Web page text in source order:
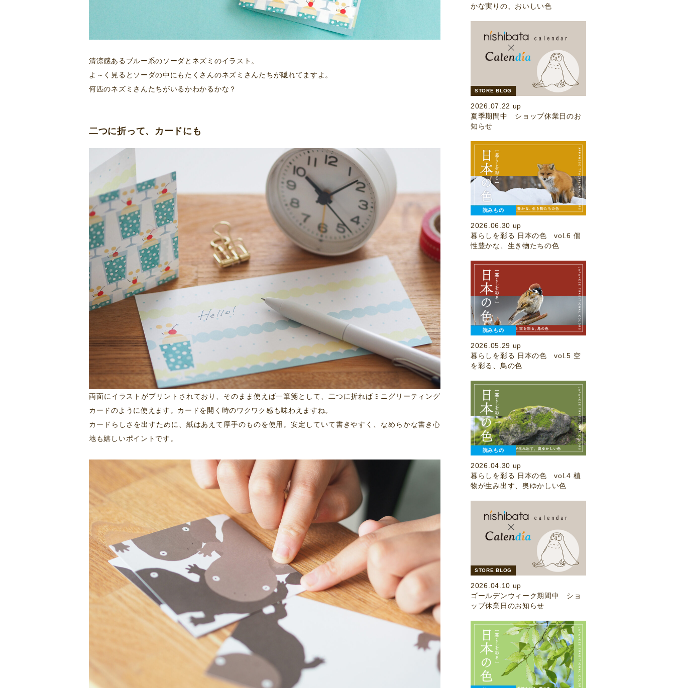
清涼感あるブルー系のソーダとネズミのイラスト。
よ～く見るとソーダの中にもたくさんのネズミさんたちが隠れてますよ。
何匹のネズミさんたちがいるかわかるかな？
二つに折って、カードにも
両面にイラストがプリントされており、そのまま使えば一筆箋として、二つに折ればミニグリーティング
カードのように使えます。カードを開く時のワクワク感も味わえますね。
カードらしさを出すために、紙はあえて厚手のものを使用。安定していて書きやすく、なめらかな書き心
地も嬉しいポイントです。
かな実りの、おいしい色
STORE BLOG
2026.07.22 up
夏季期間中 ショップ休業日のお
知らせ
読みもの
2026.06.30 up
暮らしを彩る 日本の色 vol.6 個
性豊かな、生き物たちの色
読みもの
2026.05.29 up
暮らしを彩る 日本の色 vol.5 空
を彩る、鳥の色
読みもの
2026.04.30 up
暮らしを彩る 日本の色 vol.4 植
物が生み出す、奥ゆかしい色
STORE BLOG
2026.04.10 up
ゴールデンウィーク期間中 ショ
ップ休業日のお知らせ